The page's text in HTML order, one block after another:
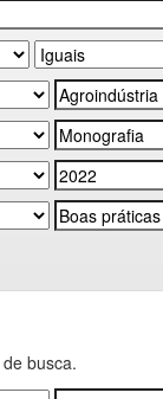
busca.